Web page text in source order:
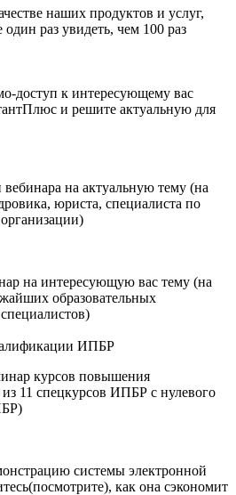
наших продуктов и услуг,
раз увидеть, чем 100 раз
доступ к интересующему вас
и решите актуальную для
вебинара на актуальную тему (на
юриста, специалиста по
на интересующую вас тему (на
образовательных
ИПБР
курсов повышения
11 спецкурсов ИПБР с нулевого
системы электронной
как она сэкономит